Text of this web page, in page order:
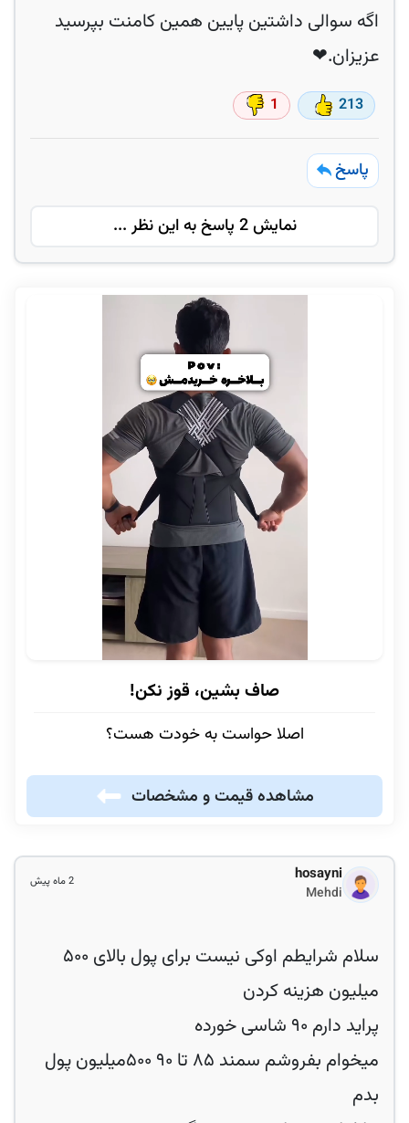
اگه سوالی داشتین پایین همین کامنت بپرسید
عزیزان.❤
213
1
پاسخ
نمایش 2 پاسخ به این نظر ...
صاف بشین، قوز نکن!
اصلا حواست به خودت هست؟
مشاهده قیمت و مشخصات
hosayni
Mehdi
2 ماه پیش
سلام شرایطم اوکی نیست برای پول بالای ۵۰۰
میخوام بفروشم سمند ۸۵ تا ۹۰ ۵۰۰میلیون پول